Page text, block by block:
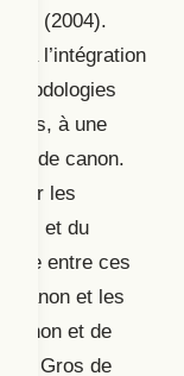
Ory (2004).
à l’intégration
à une
de canon.
sur les
soi et du
entre ces
canon et les
et de
Gros de